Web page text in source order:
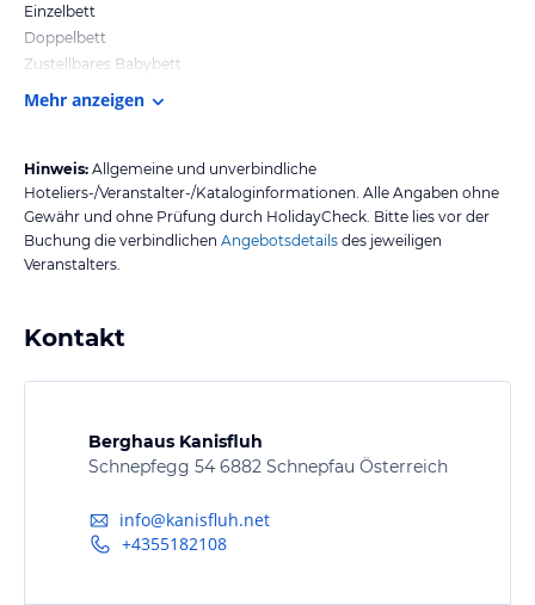
Einzelbett
Doppelbett
Zustellbares Babybett
Mehr anzeigen
Hinweis: Allgemeine und unverbindliche
Hoteliers-/Veranstalter-/Kataloginformationen. Alle Angaben ohne
Gewähr und ohne Prüfung durch HolidayCheck. Bitte lies vor der
Buchung die verbindlichen Angebotsdetails des jeweiligen
Veranstalters.
Kontakt
Berghaus Kanisfluh
Schnepfegg 54 6882 Schnepfau Österreich
info@kanisfluh.net
+4355182108